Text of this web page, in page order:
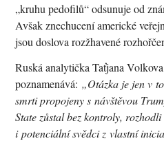
„kruhu pedofilů“ odsunuje od
Avšak znechucení americké
jsou doslova rozžhavené
Ruská analytička Taťjana
poznamenává: „Otázka je jen v
smrti propojeny s návštěvou
State zůstal bez kontroly,
i potenciální svědci z vlastní